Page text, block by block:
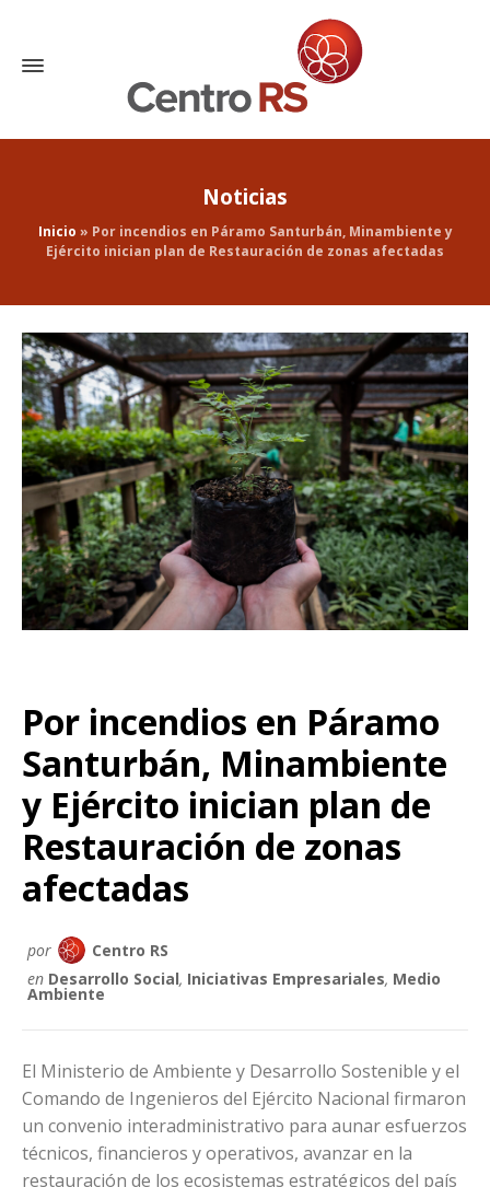
Noticias
Inicio » Por incendios en Páramo Santurbán, Minambiente y
Ejército inician plan de Restauración de zonas afectadas
Por incendios en Páramo
Santurbán, Minambiente
y Ejército inician plan de
Restauración de zonas
afectadas
por
Centro RS
en Desarrollo Social, Iniciativas Empresariales, Medio
Ambiente
El Ministerio de Ambiente y Desarrollo Sostenible y el
Comando de Ingenieros del Ejército Nacional firmaron
un convenio interadministrativo para aunar esfuerzos
técnicos, financieros y operativos, avanzar en la
restauración de los ecosistemas estratégicos del país